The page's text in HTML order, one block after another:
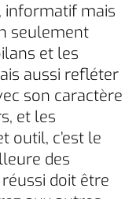
informatif mais
seulement
et les
aussi refléter
son caractère
et les
outil, c’est le
des
doit être